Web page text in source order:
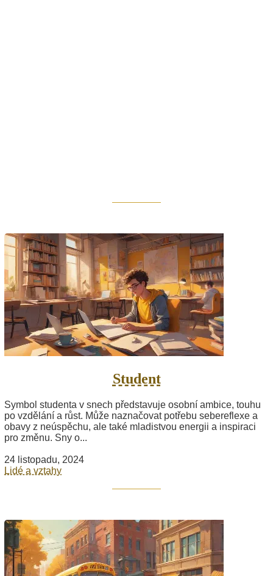
Student
Symbol studenta v snech představuje osobní ambice, touhu
po vzdělání a růst. Může naznačovat potřebu sebereflexe a
obavy z neúspěchu, ale také mladistvou energii a inspiraci
pro změnu. Sny o...
24 listopadu, 2024
Lidé a vztahy